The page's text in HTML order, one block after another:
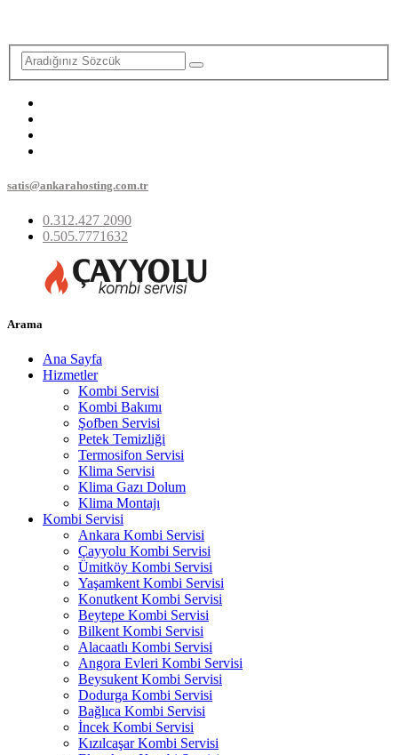
satis@ankarahosting.com.tr
0.312.427 2090
0.505.7771632
Arama
Ana Sayfa
Hizmetler
Kombi Servisi
Kombi Bakımı
Şofben Servisi
Petek Temizliği
Termosifon Servisi
Klima Servisi
Klima Gazı Dolum
Klima Montajı
Kombi Servisi
Ankara Kombi Servisi
Çayyolu Kombi Servisi
Ümitköy Kombi Servisi
Yaşamkent Kombi Servisi
Konutkent Kombi Servisi
Beytepe Kombi Servisi
Bilkent Kombi Servisi
Alacaatlı Kombi Servisi
Angora Evleri Kombi Servisi
Beysukent Kombi Servisi
Dodurga Kombi Servisi
Bağlıca Kombi Servisi
İncek Kombi Servisi
Kızılcaşar Kombi Servisi